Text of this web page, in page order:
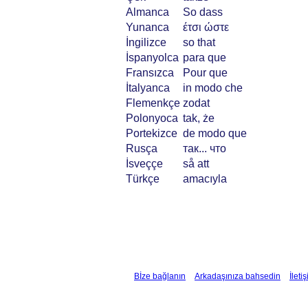
Almanca
So dass
Yunanca
έτσι ώστε
İngilizce
so that
İspanyolca para que
Fransızca
Pour que
İtalyanca
in modo che
Flemenkçe zodat
Polonyoca tak, że
Portekizce de modo que
Rusça
так... что
İsveççe
så att
Türkçe
amacıyla
Bİze bağlanın Arkadaşınıza bahsedin